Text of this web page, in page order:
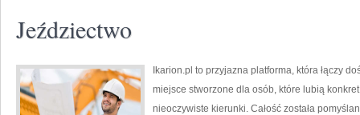
Jeździectwo
Ikarion.pl to przyjazna platforma, która łączy
miejsce stworzone dla osób, które lubią
nieoczywiste kierunki. Całość została